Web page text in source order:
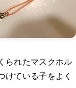
られたマスクホル
けている子をよく